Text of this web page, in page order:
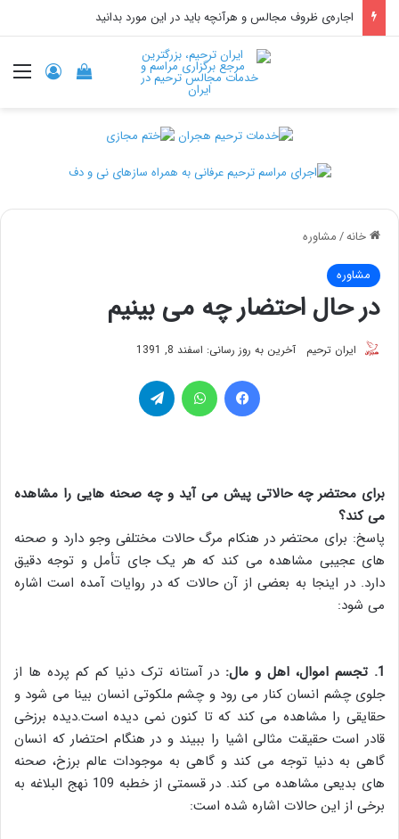
خدمات مجالس ترحیم در مساجد
ورود
دیدن سبد
خانه/مشاوره
مشاوره
در حال احتضار چه می بینیم
ایران ترحیم آخرین به روز رسانی: اسفند 8, 1391
فیس بوک
برای محتضر چه حالاتی پیش می آید و چه صحنه هایی را مشاهده
می کند؟
پاسخ: برای محتضر در هنکام مرگ حالات مختلفی وجو دارد و صحنه
های عجیبی مشاهده می کند که هر یک جای تأمل و توجه دقیق
دارد. در اینجا به بعضی از آن حالات که در روایات آمده است اشاره
می شود:
1. تجسم اموال، اهل و مال:
در آستانه ترک دنیا کم کم پرده ها از
جلوی چشم انسان کنار می رود و چشم ملکوتی انسان بینا می شود و
حقایقی را مشاهده می کند که تا کنون نمی دیده است.دیده برزخی
قادر است حقیقت مثالی اشیا را ببیند و در هنگام احتضار که انسان
گاهی به دنیا توجه می کند و گاهی به موجودات عالم برزخ، صحنه
های بدیعی مشاهده می کند. در قسمتی از خطبه 109 نهج البلاغه به
برخی از این حالات اشاره شده است: